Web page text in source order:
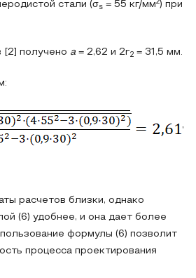
стали (σs = 55 кг/мм2) при
[2] получено a = 2,62 и 2r2 = 31,5 мм.
,
расчетов близки, однако
(6) удобнее, и она дает более
формулы (6) позволит
процесса проектирования